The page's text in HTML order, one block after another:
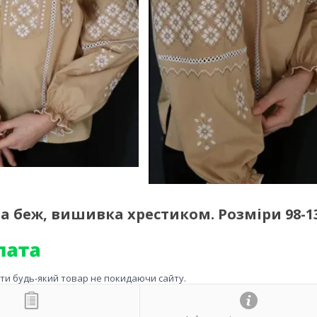
вишивка хрестиком. Розміри 98-
будь-який товар не покидаючи сайту.